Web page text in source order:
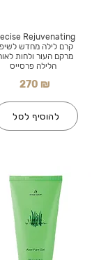
Rejuvenating
קרם לילה מחדש
מרקם העור ולחות
הלילה פרסייס
270 ₪
להוסיף לסל